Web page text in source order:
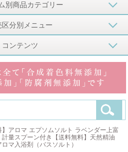
別商品カテゴリー
区分別メニュー
コンテンツ
】アロマ エプソムソルト ラベンダー上富
計量スプーン付き【送料無料】天然精油
マ入浴剤（バスソルト）